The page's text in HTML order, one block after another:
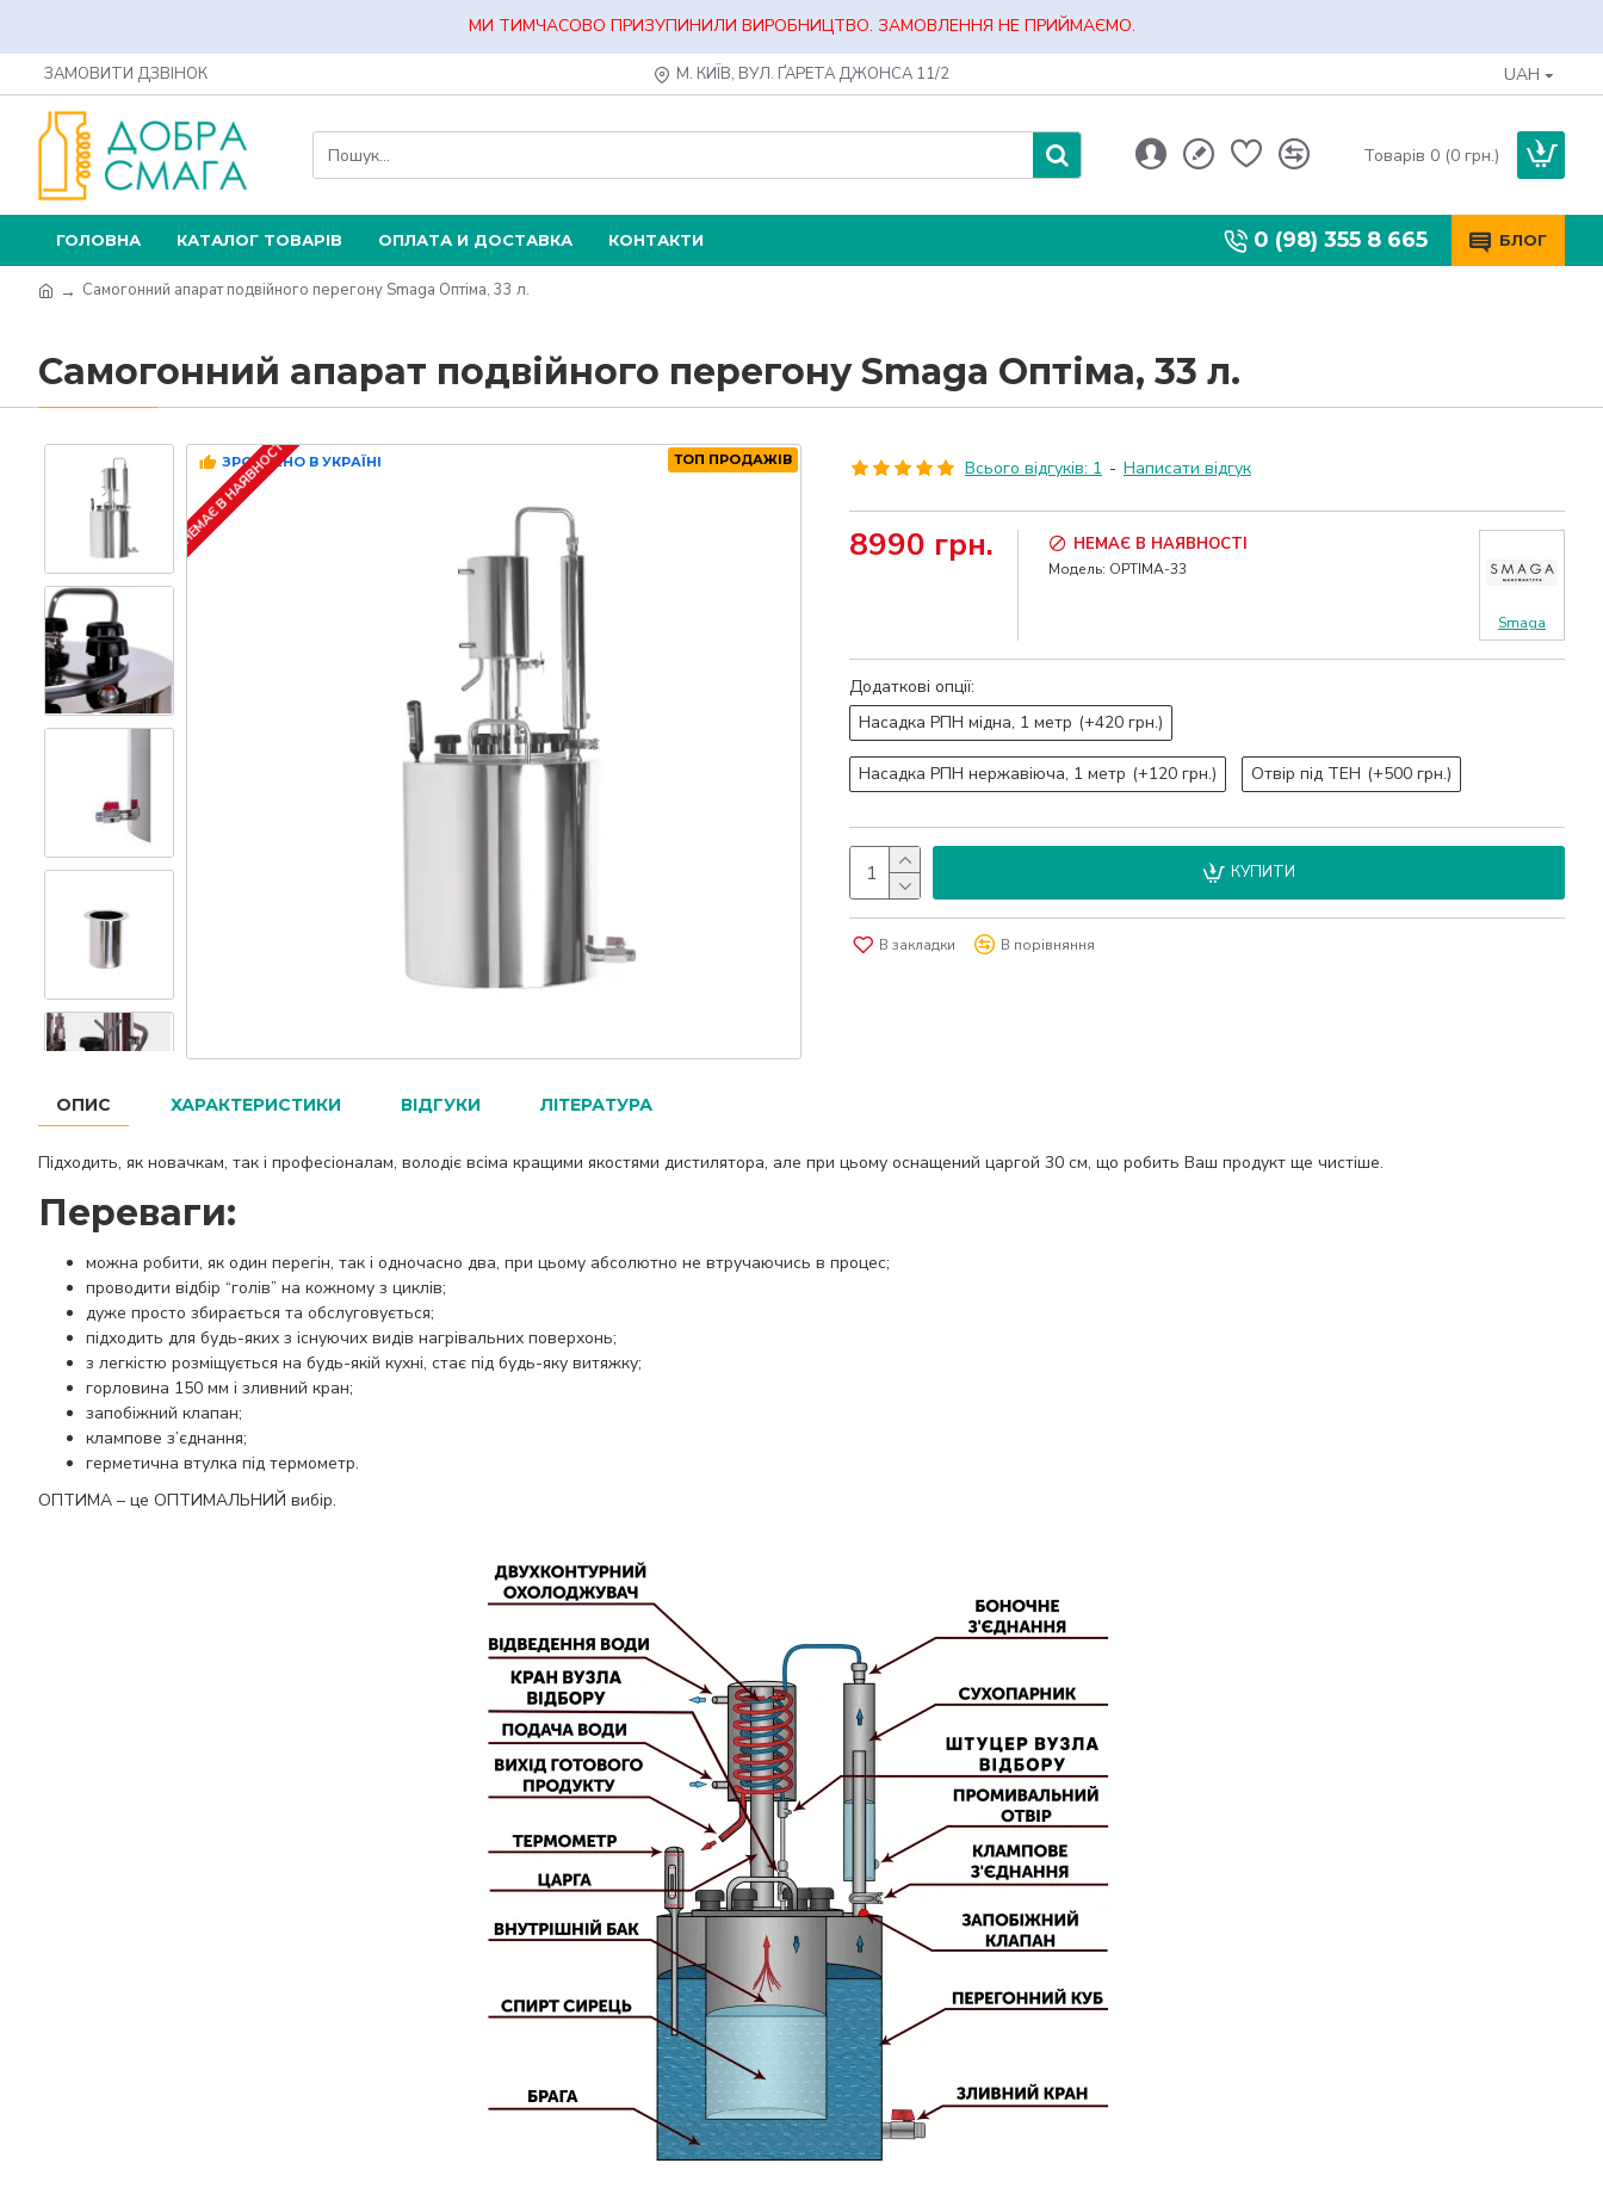
МИ ТИМЧАСОВО ПРИЗУПИНИЛИ ВИРОБНИЦТВО. ЗАМОВЛЕННЯ НЕ ПРИЙМАЄМО.
ЗАМОВИТИ ДЗВІНОК М. КИЇВ, ВУЛ. ҐАРЕТА ДЖОНСА 11/2 UAH
Товарів 0 (0 грн.)
ГОЛОВНА КАТАЛОГ ТОВАРІВ ОПЛАТА И ДОСТАВКА КОНТАКТИ 0 (98) 355 8 665 БЛОГ
Самогонний апарат подвійного перегону Smaga Оптіма, 33 л.
Самогонний апарат подвійного перегону Smaga Оптіма, 33 л.
ТОП ПРОДАЖІВ
ЗРОБЛЕНО В УКРАЇНІ
НЕМАЄ В НАЯВНОСТІ Всього відгуків: 1 - Написати відгук
8990 грн. НЕМАЄ В НАЯВНОСТІ
Модель: OPTIMA-33
Smaga
Додаткові опції:
Насадка РПН мідна, 1 метр (+420 грн.)
Насадка РПН нержавіюча, 1 метр (+120 грн.) Отвір під ТЕН (+500 грн.)
КУПИТИ
В закладки В порівняння
ОПИС ХАРАКТЕРИСТИКИ ВІДГУКИ ЛІТЕРАТУРА
Підходить, як новачкам, так і професіоналам, володіє всіма кращими якостями дистилятора, але при цьому оснащений царгой 30 см, що робить Ваш продукт ще чистіше.
Переваги:
можна робити, як один перегін, так і одночасно два, при цьому абсолютно не втручаючись в процес;
проводити відбір “голів” на кожному з циклів;
дуже просто збирається та обслуговується;
підходить для будь-яких з існуючих видів нагрівальних поверхонь;
з легкістю розміщується на будь-якій кухні, стає під будь-яку витяжку;
горловина 150 мм і зливний кран;
запобіжний клапан;
клампове з’єднання;
герметична втулка під термометр.
ОПТИМА – це ОПТИМАЛЬНИЙ вибір.